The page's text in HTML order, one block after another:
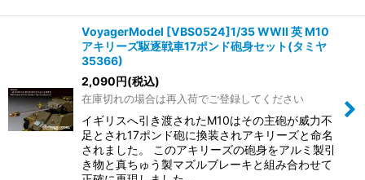
VoyagerModel [VBS0524]1/35 WWII 英 M10
アキリーズ駆逐戦車17ポンド砲身セット(タミヤ
35366)
2,090円(税込)
在庫切れの場合は再入荷でご登録してください
イギリスへ引き渡されたM10はその主砲が威力不
足とされ17ポンド砲に換装されアキリーズと命名
されました。 このアキリーズの砲身をアルミ製引
き物と真ちゅう製マズルブレーキと組み合わせて